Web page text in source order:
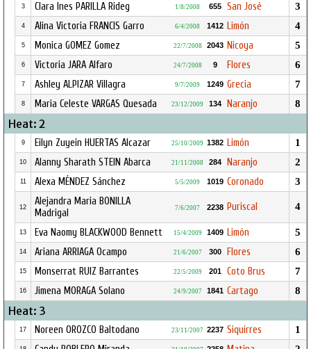
3 Clara Ines PARILLA Rideg 1/8/2008 655 San José 3
4 Alina Victoria FRANCIS Garro 6/4/2008 1412 Limón 4
5 Monica GOMEZ Gomez 22/7/2008 2043 Nicoya 5
6 Victoria JARA Alfaro 24/7/2008 9 Flores 6
7 Ashley ALPIZAR Villagra 9/7/2009 1249 Grecia 7
8 Maria Celeste VARGAS Quesada 23/12/2009 134 Naranjo 8
Heat: 2
9 Eilyn Zuyein HUERTAS Alcazar 25/10/2009 1382 Limón 1
10 Alanny Sharath STEIN Abarca 21/11/2008 284 Naranjo 2
11 Alexa MÉNDEZ Sánchez 5/5/2009 1019 Coronado 3
12
Alejandra Maria BONILLA
Madrigal
7/6/2007 2238 Puriscal 4
13 Eva Naomy BLACKWOOD Bennett 15/4/2009 1409 Limón 5
14 Ariana ARRIAGA Ocampo 21/6/2007 300 Flores 6
15 Monserrat RUIZ Barrantes 22/5/2009 201 Coto Brus 7
16 Jimena MORAGA Solano 24/9/2007 1841 Cartago 8
Heat: 3
17 Noreen OROZCO Baltodano 23/11/2007 2237 Siquirres 1